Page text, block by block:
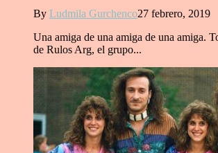
By Ludmila Gurchenco27 febrero, 2019
Una amiga de una amiga de una amiga.
de Rulos Arg, el grupo...